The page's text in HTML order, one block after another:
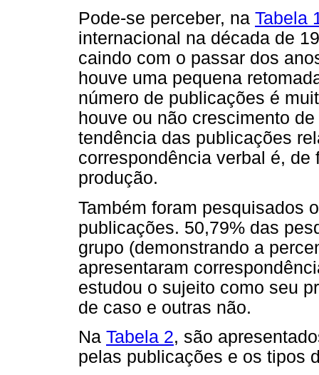
Pode-se perceber, na Tabela
internacional na década de
caindo com o passar dos
houve uma pequena
número de publicações é
houve ou não crescimento
tendência das publicações
correspondência verbal é,
produção.
Também foram pesquisados
publicações. 50,79% das
grupo (demonstrando a
apresentaram
estudou o sujeito como seu
de caso e outras não.
Na Tabela 2, são
pelas publicações e os tipos